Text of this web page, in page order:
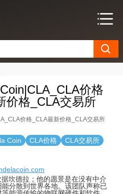
价格
价格_CLA交易所
价格_CLA最新价格_CLA交易所
Coin CLA价格
CLA交易所
坎德拉；他的愿景是在没有中介
分散到世界各地。该团队声称已